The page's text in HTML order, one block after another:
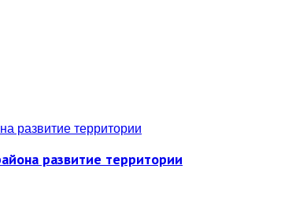
развитие территории